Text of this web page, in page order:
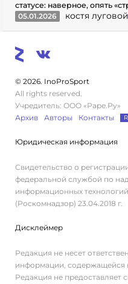
статусе: наверное, опять
05.01.2026
костя луговой
© 2026. InoProSport
All rights reserved.
Учредитель: ООО «Раре.Ру»
Архив
Авторы Контакты
Юридическая информация
Свидетельство о
федеральной службой по
информационных
(Роскомнадзор) 23.04.2018 г.
Дисклеймер
Редакция не несет
информации, содержащейся
Редакция не предоставляет